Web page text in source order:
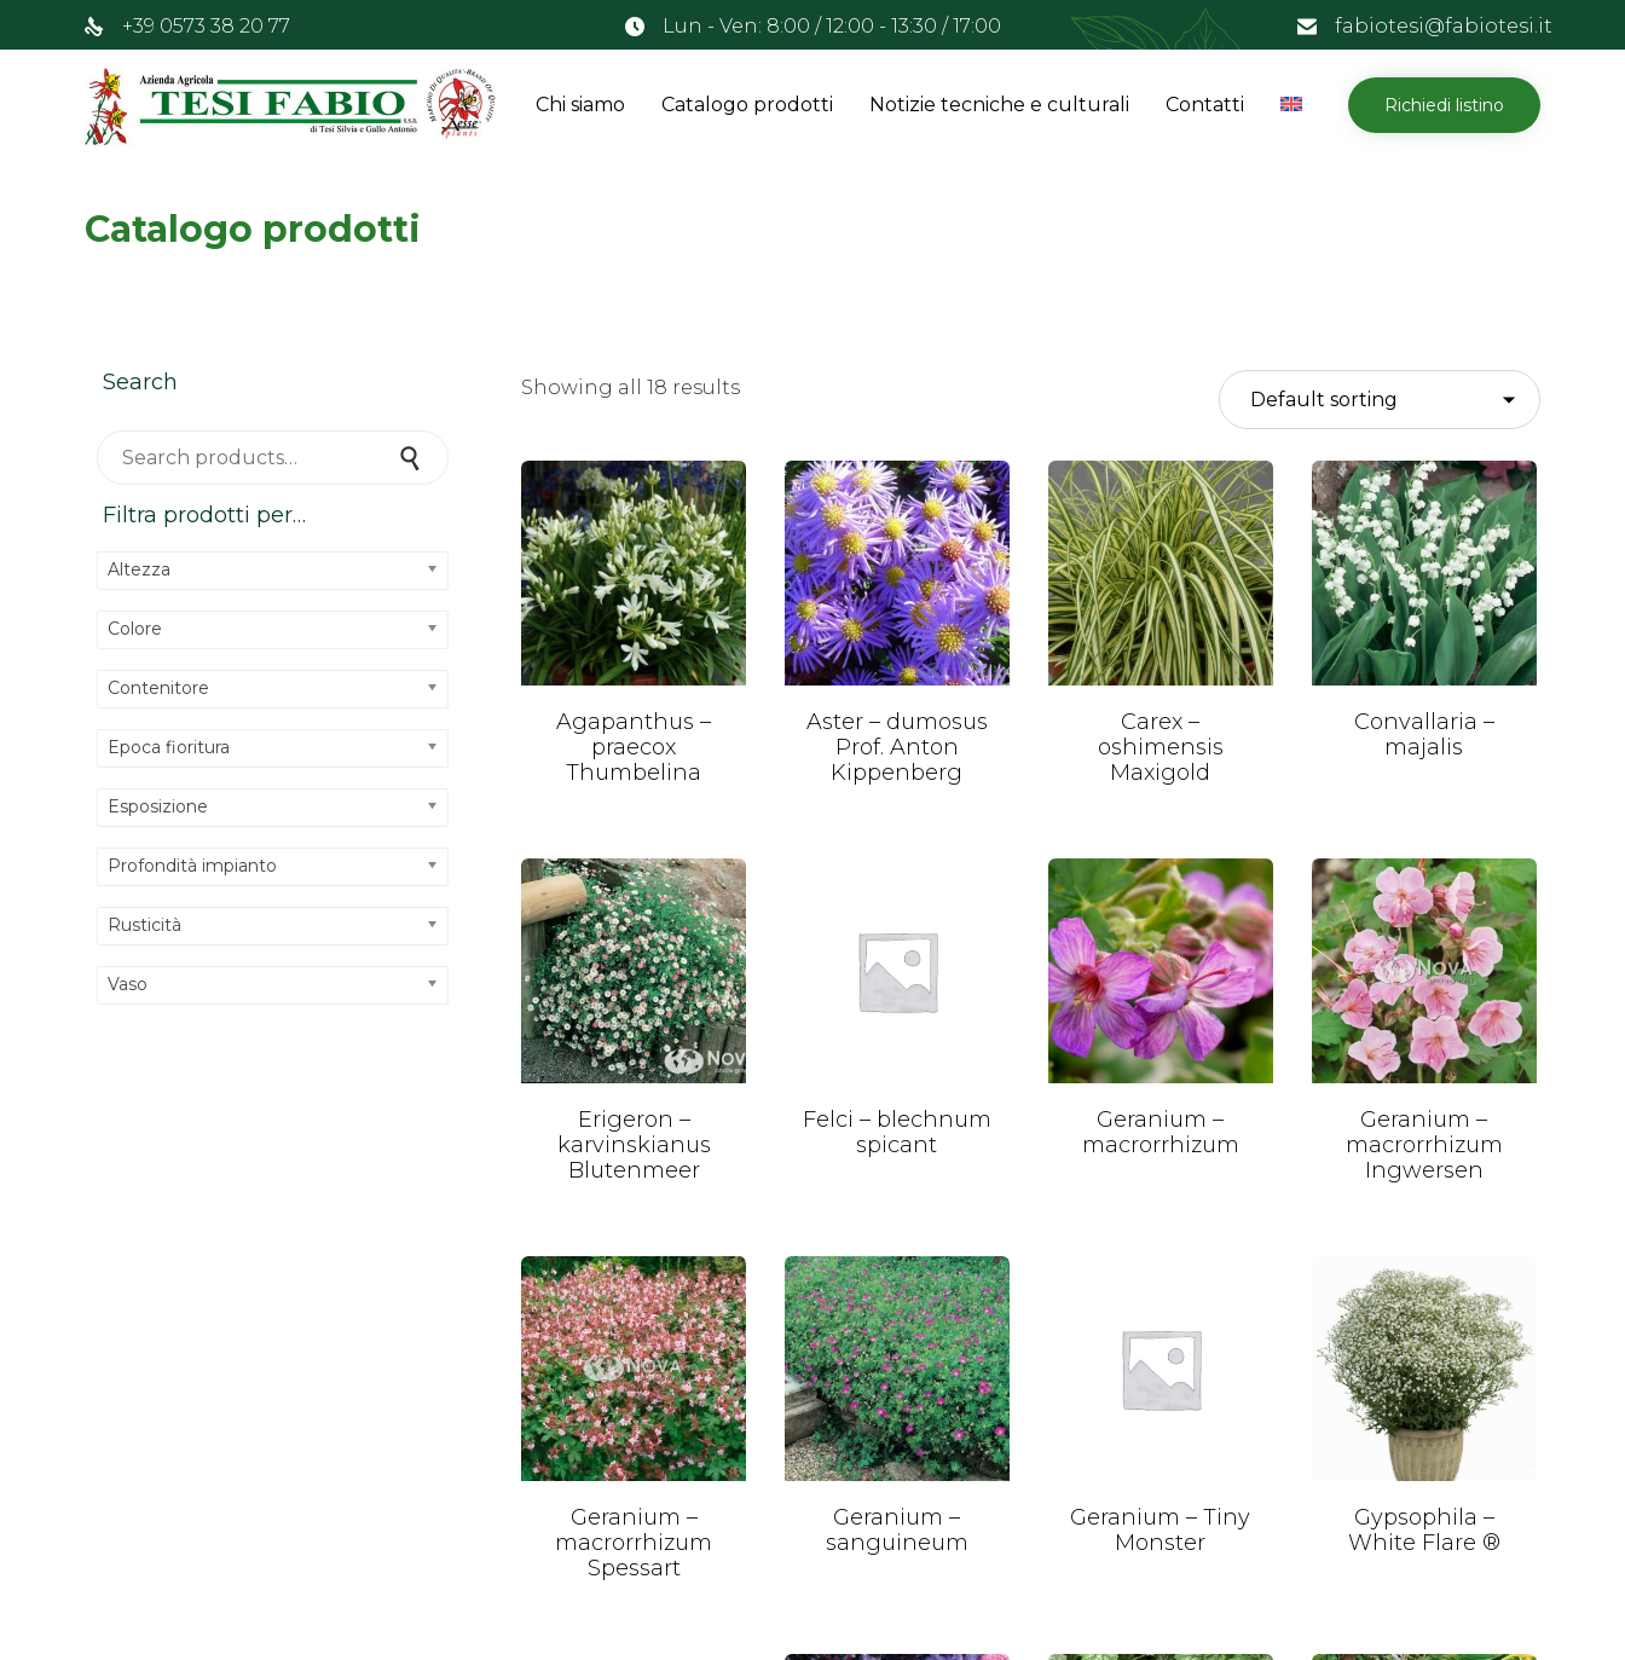
+39 0573 38 20 77 Lun - Ven: 8:00 / 12:00 - 13:30 / 17:00 fabiotesi@fabiotesi.it
Skip
to
Chi siamo Catalogo prodotti Notizie tecniche e culturali Contatti Richiedi listino
Catalogo prodotti
Showing all 18 results
Agapanthus –
praecox
Thumbelina
Aster – dumosus
Prof. Anton
Kippenberg
Carex –
oshimensis
Maxigold
Convallaria –
majalis
Erigeron –
karvinskianus
Blutenmeer
Felci – blechnum
spicant
Geranium –
macrorrhizum
Geranium –
macrorrhizum
Ingwersen
Geranium –
macrorrhizum
Spessart
Geranium –
sanguineum
Geranium – Tiny
Monster
Gypsophila –
White Flare ®
Search
Search
Filtra prodotti per…
Altezza
Colore
Contenitore
Epoca fioritura
Esposizione
Profondità impianto
Rusticità
Vaso